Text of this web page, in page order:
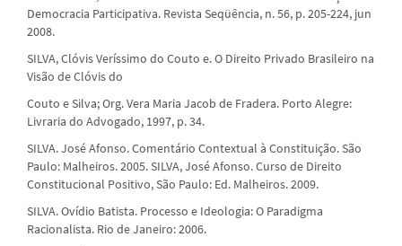
Democracia Participativa. Revista Seqüência, n. 56, p. 205-224, jun
2008.
SILVA, Clóvis Veríssimo do Couto e. O Direito Privado Brasileiro na
Visão de Clóvis do
Couto e Silva; Org. Vera Maria Jacob de Fradera. Porto Alegre:
Livraria do Advogado, 1997, p. 34.
SILVA. José Afonso. Comentário Contextual à Constituição. São
Paulo: Malheiros. 2005. SILVA, José Afonso. Curso de Direito
Constitucional Positivo, São Paulo: Ed. Malheiros. 2009.
SILVA. Ovídio Batista. Processo e Ideologia: O Paradigma
Racionalista. Rio de Janeiro: 2006.